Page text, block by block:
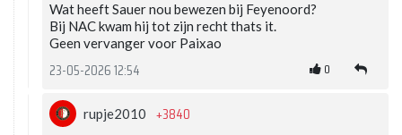
Wat heeft Sauer nou bewezen bij Feyenoord?
Bij NAC kwam hij tot zijn recht thats it.
Geen vervanger voor Paixao
23-05-2026 12:54 0
rupje2010 +3840